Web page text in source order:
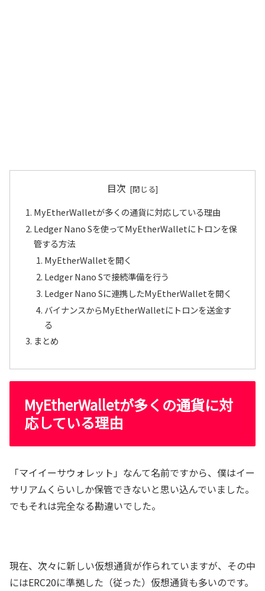
目次
MyEtherWalletが多くの通貨に対応している理由
Ledger Nano Sを使ってMyEtherWalletにトロンを保
管する方法
MyEtherWalletを開く
Ledger Nano Sで接続準備を行う
Ledger Nano Sに連携したMyEtherWalletを開く
バイナンスからMyEtherWalletにトロンを送金す
る
まとめ
MyEtherWalletが多くの通貨に対
応している理由
「マイイーサウォレット」なんて名前ですから、僕はイー
サリアムくらいしか保管できないと思い込んでいました。
でもそれは完全なる勘違いでした。
現在、次々に新しい仮想通貨が作られていますが、その中
にはERC20に準拠した（従った）仮想通貨も多いのです。